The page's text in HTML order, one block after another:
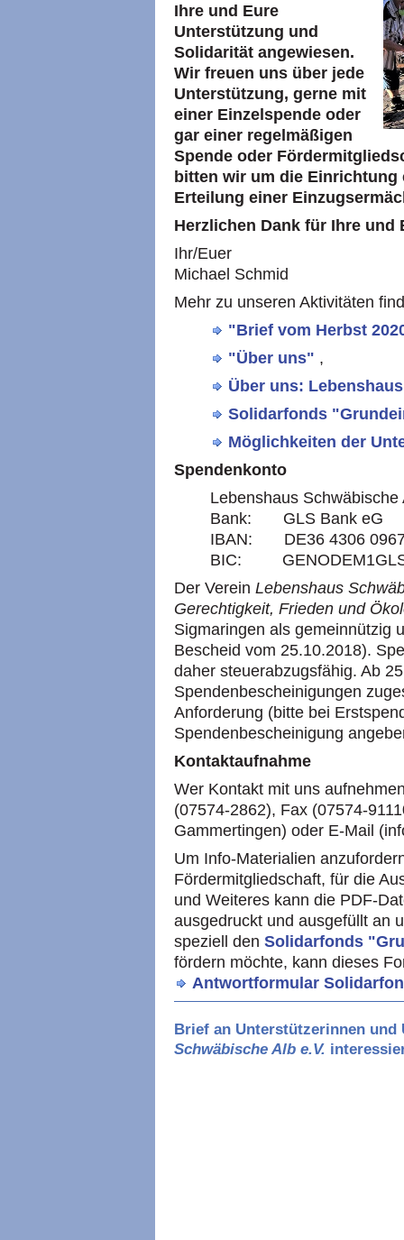
Ihre und Eure
Unterstützung und
Solidarität angewiesen.
Wir freuen uns über jede
Unterstützung, gerne mit
einer Einzelspende oder
gar einer regelmäßigen
Spende oder
bitten wir um die
Erteilung einer
Herzlichen Dank für Ihre und
Ihr/Euer
Michael Schmid
Mehr zu unseren Aktivitäten
"Brief vom Herbst
"Über uns" ,
Über uns:
Solidarfonds
Möglichkeiten der
Spendenkonto
Lebenshaus Schwäbische
Bank: GLS Bank eG
IBAN: DE36 4306 0967
BIC:
Der Verein Lebenshaus
Gerechtigkeit, Frieden und
Sigmaringen als gemeinnützig
Bescheid vom 25.10.2018).
daher steuerabzugsfähig. Ab
Spendenbescheinigungen
Anforderung (bitte bei
Spendenbescheinigung
Kontaktaufnahme
Wer Kontakt mit uns
(07574-2862), Fax (07574-
Gammertingen) oder E-Mail
Um Info-Materialien
Fördermitgliedschaft, für die
und Weiteres kann die PDF-
ausgedruckt und ausgefüllt an
speziell den Solidarfonds
fördern möchte, kann dieses
Antwortformular
Brief an Unterstützerinnen
Schwäbische Alb e.V.